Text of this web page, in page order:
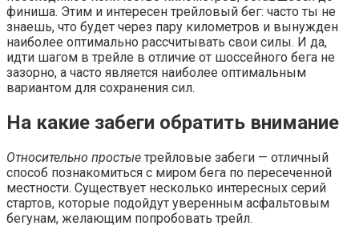
финиша. Этим и интересен трейловый бег: часто ты не
знаешь, что будет через пару километров и вынужден
наиболее оптимально рассчитывать свои силы. И да,
идти шагом в трейле в отличие от шоссейного бега не
зазорно, а часто является наиболее оптимальным
вариантом для сохранения сил.
На какие забеги обратить внимание
Относительно простые трейловые забеги — отличный
способ познакомиться с миром бега по пересеченной
местности. Существует несколько интересных серий
стартов, которые подойдут уверенным асфальтовым
бегунам, желающим попробовать трейл.